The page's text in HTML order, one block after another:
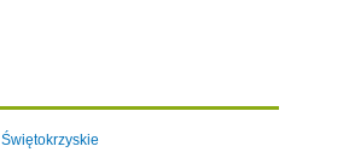
Świętokrzyskie